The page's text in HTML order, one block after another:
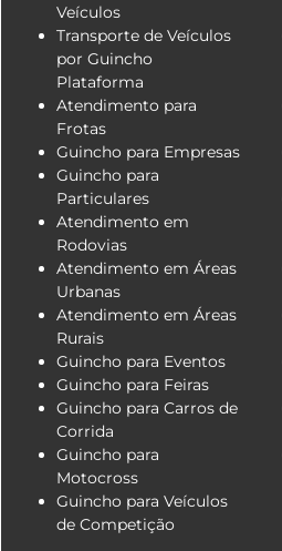
Veículos
Transporte de Veículos
por Guincho
Plataforma
Atendimento para
Frotas
Guincho para Empresas
Guincho para
Particulares
Atendimento em
Rodovias
Atendimento em Áreas
Urbanas
Atendimento em Áreas
Rurais
Guincho para Eventos
Guincho para Feiras
Guincho para Carros de
Corrida
Guincho para
Motocross
Guincho para Veículos
de Competição